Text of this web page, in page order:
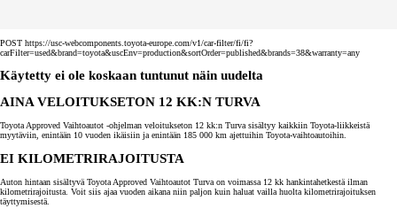
POST https://usc-webcomponents.toyota-europe.com/v1/car-filter/fi/fi?
carFilter=used&brand=toyota&uscEnv=production&sortOrder=published&brands=38&warranty=any
Käytetty ei ole koskaan tuntunut näin uudelta
AINA VELOITUKSETON 12 KK:N TURVA
Toyota Approved Vaihtoautot -ohjelman veloitukseton 12 kk:n Turva sisältyy kaikkiin Toyota-liikkeistä
myytäviin, enintään 10 vuoden ikäisiin ja enintään 185 000 km ajettuihin Toyota-vaihtoautoihin.
EI KILOMETRIRAJOITUSTA
Auton hintaan sisältyvä Toyota Approved Vaihtoautot Turva on voimassa 12 kk hankintahetkestä ilman
kilometrirajoitusta. Voit siis ajaa vuoden aikana niin paljon kuin haluat vailla huolta kilometrirajoituksen
täyttymisestä.